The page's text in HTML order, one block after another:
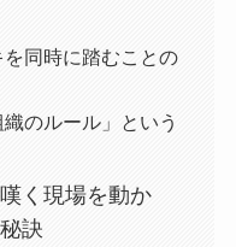
同時に踏むことの
のルール」という
く現場を動か
訣